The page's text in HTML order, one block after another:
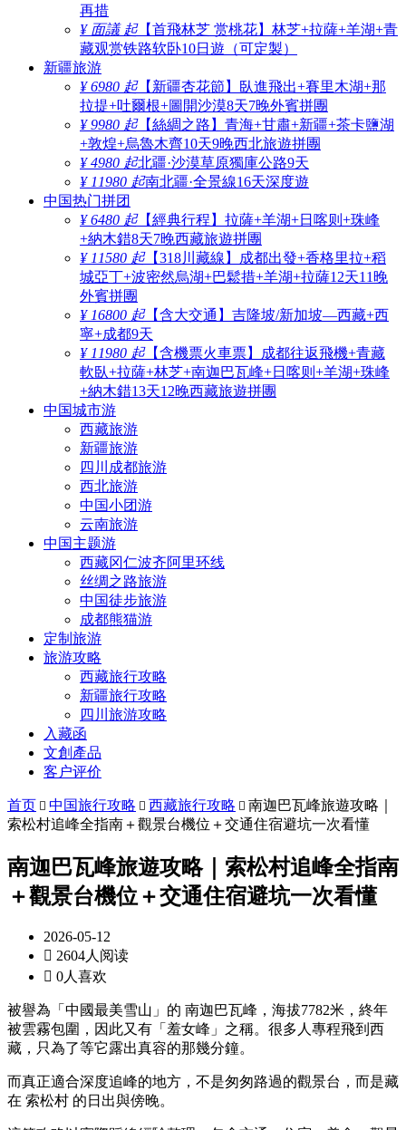
再措
¥ 面議 起【首飛林芝 赏桃花】林芝+拉薩+羊湖+青
藏观赏铁路软卧10日遊（可定製）
新疆旅游
¥ 6980 起【新疆杏花節】臥進飛出+賽里木湖+那
拉提+吐爾根+圖開沙漠8天7晚外賓拼團
¥ 9980 起【絲綢之路】青海+甘肅+新疆+茶卡鹽湖
+敦煌+烏魯木齊10天9晚西北旅遊拼團
¥ 4980 起北疆·沙漠草原獨庫公路9天
¥ 11980 起南北疆·全景線16天深度遊
中国热门拼团
¥ 6480 起【經典行程】拉薩+羊湖+日喀则+珠峰
+納木錯8天7晚西藏旅遊拼團
¥ 11580 起【318川藏線】成都出發+香格里拉+稻
城亞丁+波密然烏湖+巴鬆措+羊湖+拉薩12天11晚
外賓拼團
¥ 16800 起【含大交通】吉隆坡/新加坡—西藏+西
寧+成都9天
¥ 11980 起【含機票火車票】成都往返飛機+青藏
軟臥+拉薩+林芝+南迦巴瓦峰+日喀则+羊湖+珠峰
+納木錯13天12晚西藏旅遊拼團
中国城市游
西藏旅游
新疆旅游
四川成都旅游
西北旅游
中国小团游
云南旅游
中国主题游
西藏冈仁波齐阿里环线
丝绸之路旅游
中国徒步旅游
成都熊猫游
定制旅游
旅游攻略
西藏旅行攻略
新疆旅行攻略
四川旅游攻略
入藏函
文創產品
客户评价
首页  中国旅行攻略  西藏旅行攻略  南迦巴瓦峰旅遊攻略｜
索松村追峰全指南＋觀景台機位＋交通住宿避坑一次看懂
南迦巴瓦峰旅遊攻略｜索松村追峰全指南
＋觀景台機位＋交通住宿避坑一次看懂
2026-05-12
 2604人阅读
 0人喜欢
被譽為「中國最美雪山」的 南迦巴瓦峰 ，海拔7782米，終年
被雲霧包圍，因此又有「羞女峰」之稱。很多人專程飛到西
藏，只為了等它露出真容的那幾分鐘。
而真正適合深度追峰的地方，不是匆匆路過的觀景台，而是藏
在 索松村 的日出與傍晚。